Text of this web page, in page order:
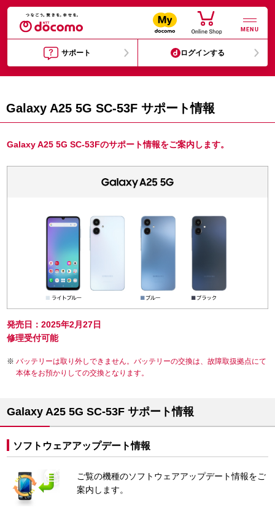
MENU
サポート ログインする
Galaxy A25 5G SC-53F サポート情報
Galaxy A25 5G SC-53Fのサポート情報をご案内します。
発売日：2025年2月27日
修理受付可能
バッテリーは取り外しできません。バッテリーの交換は、故障取扱拠点にて
本体をお預かりしての交換となります。
Galaxy A25 5G SC-53F サポート情報
ソフトウェアアップデート情報
ご覧の機種のソフトウェアアップデート情報をご
案内します。